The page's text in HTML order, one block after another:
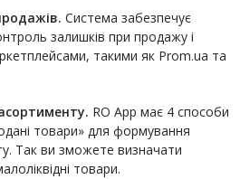
Система забезпечує
залишків при продажу і
такими як Prom.ua та
RO App має 4 способи
товари» для формування
Так ви зможете визначати
товари.